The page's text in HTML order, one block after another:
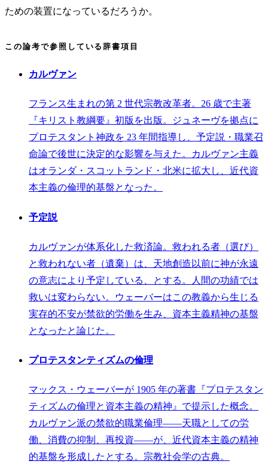
ための装置になっているだろうか。
この論考で参照している辞書項目
カルヴァン
フランス生まれの第 2 世代宗教改革者。26 歳で主著
『キリスト教綱要』初版を出版。ジュネーヴを拠点に
プロテスタント神政を 23 年間指導し、予定説・職業召
命論で後世に決定的な影響を与えた。カルヴァン主義
はオランダ・スコットランド・北米に拡大し、近代資
本主義の倫理的基盤となった。
予定説
カルヴァンが体系化した救済論。救われる者（選び）
と救われない者（遺棄）は、天地創造以前に神が永遠
の意志により予定している、とする。人間の功績では
救いは変わらない。ウェーバーはこの教義から生じる
実存的不安が禁欲的労働を生み、資本主義精神の基盤
となったと論じた。
プロテスタンティズムの倫理
マックス・ウェーバーが 1905 年の著書『プロテスタン
ティズムの倫理と資本主義の精神』で提示した概念。
カルヴァン派の禁欲的職業倫理——天職としての労
働、消費の抑制、再投資——が、近代資本主義の精神
的基盤を形成したとする。宗教社会学の古典。